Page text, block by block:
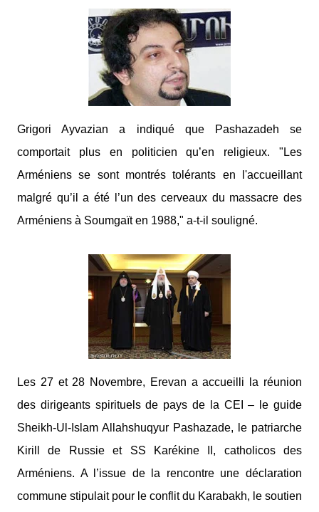
Grigori Ayvazian a indiqué que Pashazadeh se
comportait plus en politicien qu’en religieux. "Les
Arméniens se sont montrés tolérants en l'accueillant
malgré qu’il a été l’un des cerveaux du massacre des
Arméniens à Soumgaït en 1988," a-t-il souligné.
Les 27 et 28 Novembre, Erevan a accueilli la réunion
des dirigeants spirituels de pays de la CEI – le guide
Sheikh-Ul-Islam Allahshuqyur Pashazade, le patriarche
Kirill de Russie et SS Karékine II, catholicos des
Arméniens. A l’issue de la rencontre une déclaration
commune stipulait pour le conflit du Karabakh, le soutien